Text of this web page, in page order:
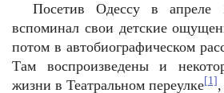
Посетив Одессу в
вспоминал свои детские
потом в автобиографическом
Там воспроизведены и
жизни в Театральном переулке[1]